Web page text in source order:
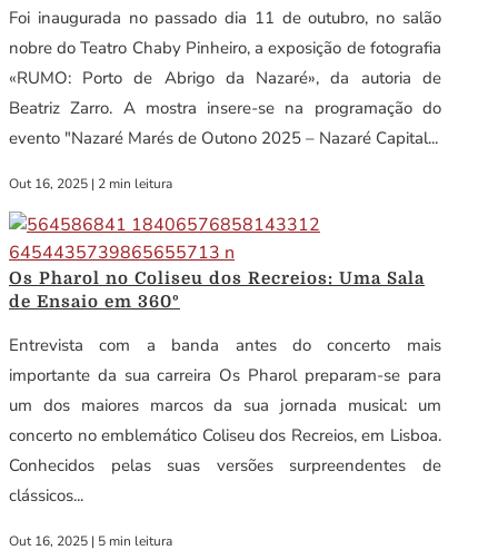
Foi inaugurada no passado dia 11 de outubro, no salão
nobre do Teatro Chaby Pinheiro, a exposição de fotografia
«RUMO: Porto de Abrigo da Nazaré», da autoria de
Beatriz Zarro. A mostra insere-se na programação do
evento "Nazaré Marés de Outono 2025 – Nazaré Capital...
Out 16, 2025 | 2 min leitura
Os Pharol no Coliseu dos Recreios: Uma Sala
de Ensaio em 360º
Entrevista com a banda antes do concerto mais
importante da sua carreira Os Pharol preparam-se para
um dos maiores marcos da sua jornada musical: um
concerto no emblemático Coliseu dos Recreios, em Lisboa.
Conhecidos pelas suas versões surpreendentes de
clássicos...
Out 16, 2025 | 5 min leitura